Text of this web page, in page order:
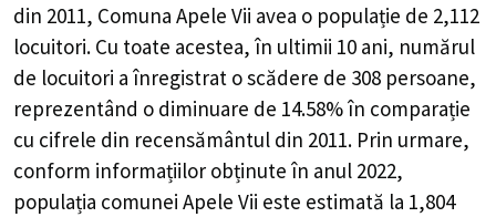
din 2011, Comuna Apele Vii avea o populație de 2,112
locuitori. Cu toate acestea, în ultimii 10 ani, numărul
de locuitori a înregistrat oscădere de 308 persoane,
reprezentând o diminuare de 14.58%în comparație
cu cifrele din recensământul din 2011. Prin urmare,
conform informațiilor obținute în anul 2022,
populația comunei Apele Vii este estimată la 1,804